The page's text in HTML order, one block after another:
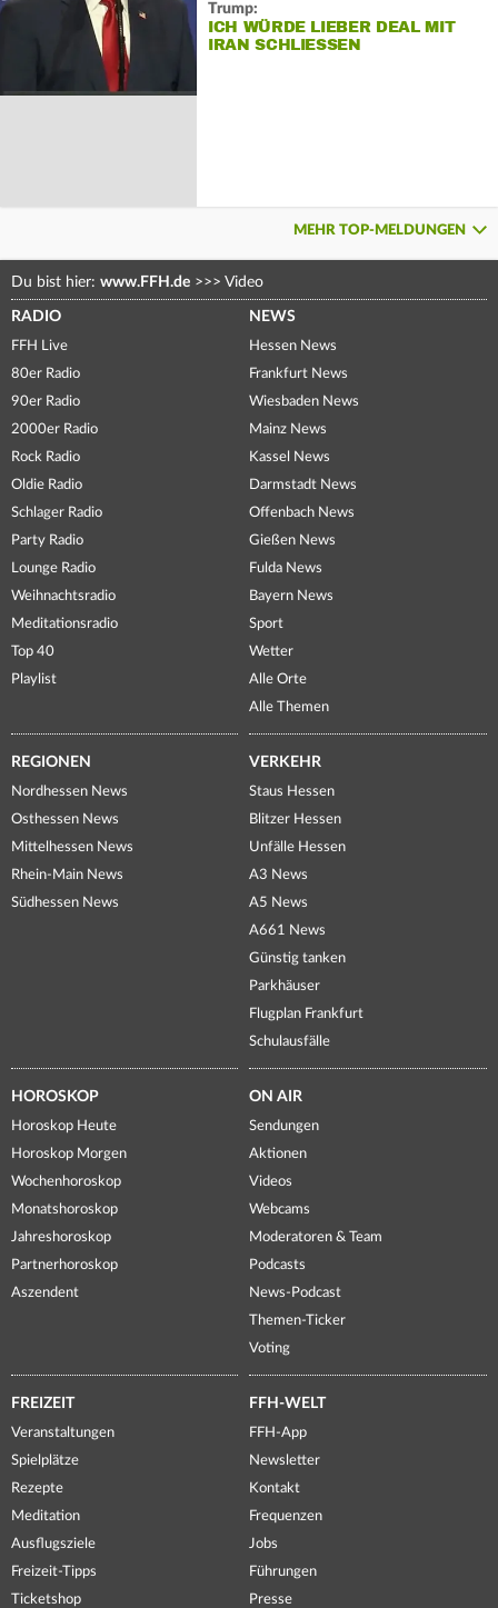
Trump:
ICH WÜRDE LIEBER DEAL MIT
IRAN SCHLIESSEN
MEHR TOP-MELDUNGEN
Du bist hier: www.FFH.de >>> Video
RADIO
FFH Live
80er Radio
90er Radio
2000er Radio
Rock Radio
Oldie Radio
Schlager Radio
Party Radio
Lounge Radio
Weihnachtsradio
Meditationsradio
Top 40
Playlist
NEWS
Hessen News
Frankfurt News
Wiesbaden News
Mainz News
Kassel News
Darmstadt News
Offenbach News
Gießen News
Fulda News
Bayern News
Sport
Wetter
Alle Orte
Alle Themen
REGIONEN
Nordhessen News
Osthessen News
Mittelhessen News
Rhein-Main News
Südhessen News
VERKEHR
Staus Hessen
Blitzer Hessen
Unfälle Hessen
A3 News
A5 News
A661 News
Günstig tanken
Parkhäuser
Flugplan Frankfurt
Schulausfälle
HOROSKOP
Horoskop Heute
Horoskop Morgen
Wochenhoroskop
Monatshoroskop
Jahreshoroskop
Partnerhoroskop
Aszendent
ON AIR
Sendungen
Aktionen
Videos
Webcams
Moderatoren & Team
Podcasts
News-Podcast
Themen-Ticker
Voting
FREIZEIT
Veranstaltungen
Spielplätze
Rezepte
Meditation
Ausflugsziele
Freizeit-Tipps
Ticketshop
FFH-WELT
FFH-App
Newsletter
Kontakt
Frequenzen
Jobs
Führungen
Presse